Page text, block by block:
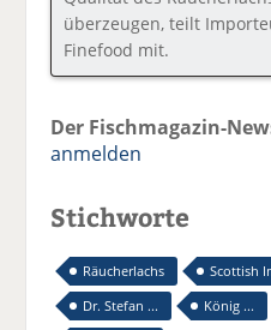
überzeugen, teilt
Finefood mit.
Der Fischmagazin-
anmelden
Stichworte
Räucherlachs
Scottish
Dr. Stefan ...
König ...